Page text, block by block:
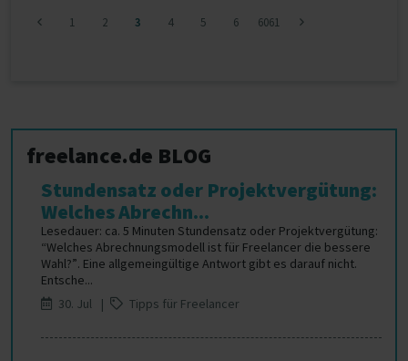
1 2 3 4 5 6 6061
freelance.de BLOG
Stundensatz oder Projektvergütung:
Welches Abrechn...
Lesedauer: ca. 5 Minuten Stundensatz oder Projektvergütung:
“Welches Abrechnungsmodell ist für Freelancer die bessere
Wahl?”. Eine allgemeingültige Antwort gibt es darauf nicht.
Entsche...
30. Jul |
Tipps für Freelancer